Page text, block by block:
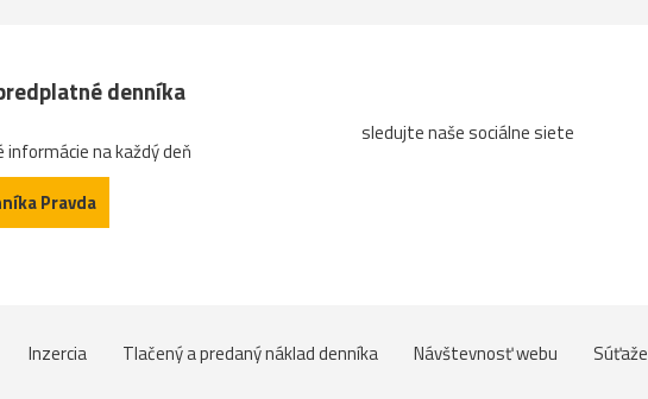
denníka
na každý deň
Pravda
sledujte naše sociálne siete
Inzercia Tlačený a predaný náklad denníka Návštevnosť webu Súťaže